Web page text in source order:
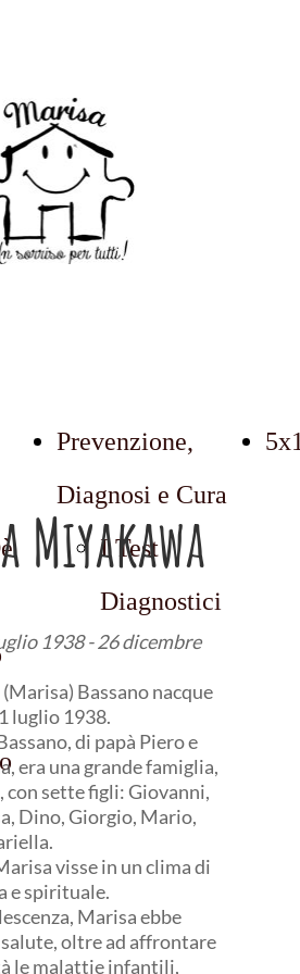
Prevenzione,
Diagnosi e Cura
I Test
Diagnostici
Miyakawa
1938 - 26 dicembre
Bassano nacque
luglio 1938.
di papà Piero e
era una grande famiglia,
sette figli: Giovanni,
Dino, Giorgio, Mario,
visse in un clima di
e spirituale.
Marisa ebbe
oltre ad affrontare
le malattie infantili,